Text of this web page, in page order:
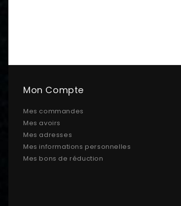
Mon Compte
Mes commandes
Mes avoirs
Mes adresses
Mes informations personnelles
Mes bons de réduction